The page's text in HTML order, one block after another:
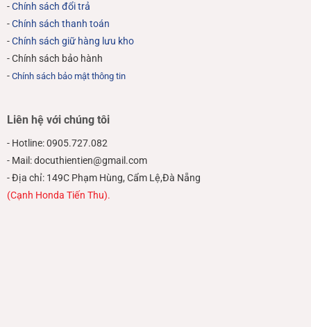
-Chính sách đổi trả
-Chính sách thanh toán
-Chính sách giữ hàng lưu kho
- Chính sách bảo hành
- Chính sách bảo mật thông tin
Liên hệ với chúng tôi
- Hotline: 0905.727.082
- Mail: docuthientien@gmail.com
- Địa chỉ: 149C Phạm Hùng, Cẩm Lệ,Đà Nẵng
(Cạnh Honda Tiến Thu).